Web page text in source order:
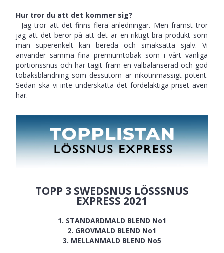
Hur tror du att det kommer sig?
- Jag tror att det finns flera anledningar. Men främst tror
jag att det beror på att det är en riktigt bra produkt som
man superenkelt kan bereda och smaksätta själv. Vi
använder samma fina premiumtobak som i vårt vanliga
portionssnus och har tagit fram en välbalanserad och god
tobaksblandning som dessutom är nikotinmässigt potent.
Sedan ska vi inte underskatta det fördelaktiga priset även
här.
TOPP 3 SWEDSNUS LÖSSSNUS
EXPRESS 2021
1. STANDARDMALD BLEND No1
2. GROVMALD BLEND No1
3. MELLANMALD BLEND No5